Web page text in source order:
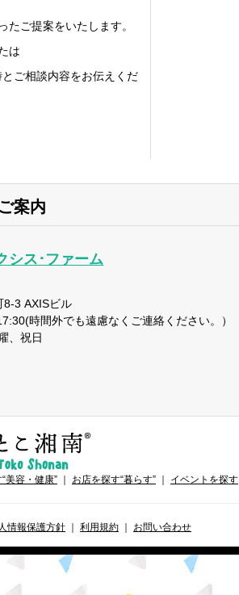
ご提案をいたします。
は
ご相談内容をお伝えくだ
案内
ス･ファーム
8-3 AXISビル
時間外でも遠慮なくご連絡ください。）
、祝日
美容・健康” お店を探す“暮らす” イベントを探す
情報保護方針 利用規約 お問い合わせ